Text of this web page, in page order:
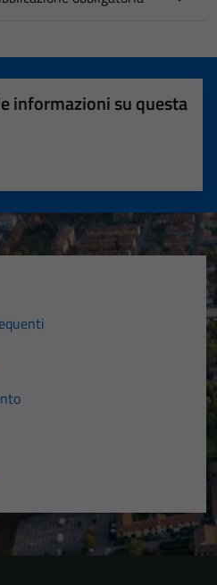
informazioni su questa
su 5
5